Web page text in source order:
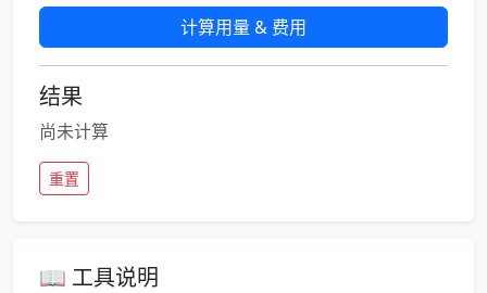
计算用量 & 费用
结果
尚未计算
重置
📖 工具说明